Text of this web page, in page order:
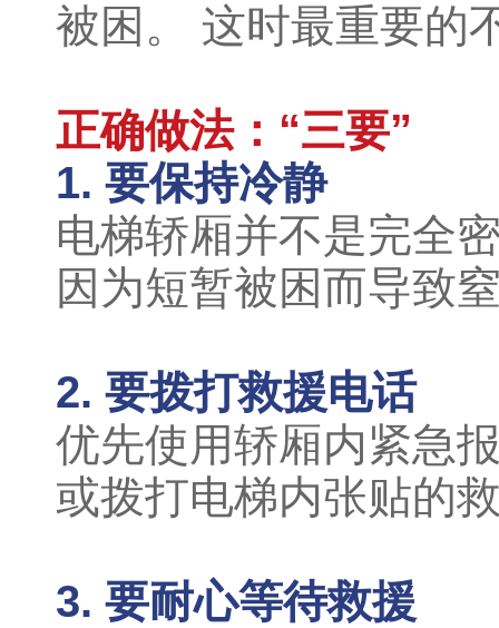
被困。 这时最重要的
正确做法：“三要”
1. 要保持冷静
电梯轿厢并不是完全
因为短暂被困而导致
2. 要拨打救援电话
优先使用轿厢内紧急
或拨打电梯内张贴的
3. 要耐心等待救援